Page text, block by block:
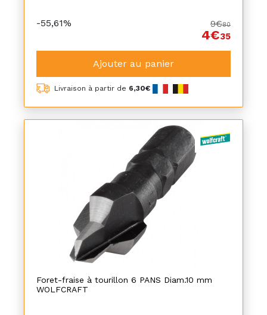
-55,61% 9€80
4€35
Ajouter au panier
Livraison à partir de 6,30€
Foret-fraise à tourillon 6 PANS Diam.10 mm
WOLFCRAFT